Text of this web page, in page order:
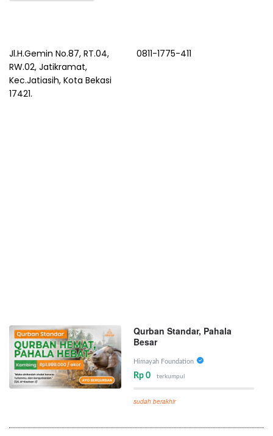
Jl.H.Gemin No.87, RT.04,
RW.02, Jatikramat,
Kec.Jatiasih, Kota Bekasi
17421.
0811-1775-411
Qurban Standar, Pahala
Besar
Himayah Foundation
Rp 0 terkumpul
sudah berakhir